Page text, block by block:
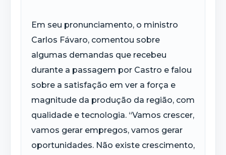
Em seu pronunciamento, o ministro
Carlos Fávaro, comentou sobre
algumas demandas que recebeu
durante a passagem por Castro e falou
sobre a satisfação em ver a força e
magnitude da produção da região, com
qualidade e tecnologia. “Vamos crescer,
vamos gerar empregos, vamos gerar
oportunidades. Não existe crescimento,